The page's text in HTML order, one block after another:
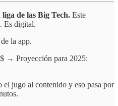
de las Big Tech. Este
Es digital.
la app.
→ Proyección para 2025:
el jugo al contenido y eso pasa por